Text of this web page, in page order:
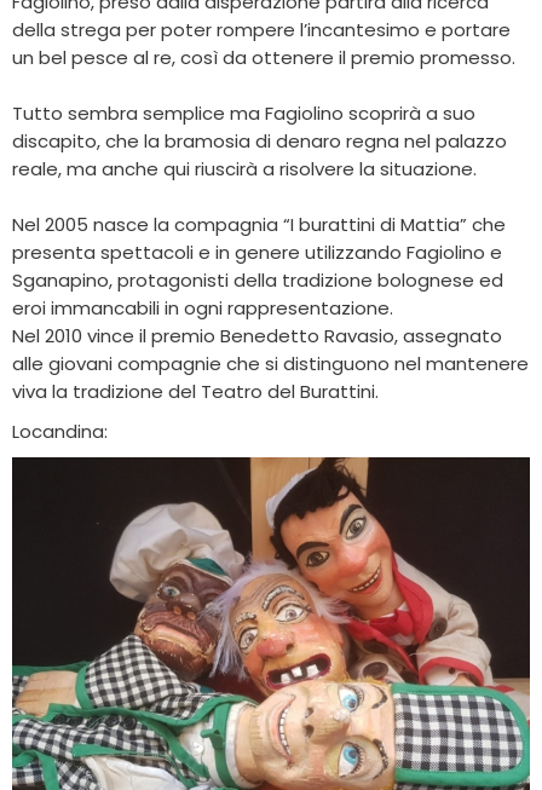
della strega per poter rompere l’incantesimo e portare
un bel pesce al re, così da ottenere il premio promesso.
Tutto sembra semplice ma Fagiolino scoprirà a suo
discapito, che la bramosia di denaro regna nel palazzo
reale, ma anche qui riuscirà a risolvere la situazione.
Nel 2005 nasce la compagnia “I burattini di Mattia” che
presenta spettacoli e in genere utilizzando Fagiolino e
Sganapino, protagonisti della tradizione bolognese ed
eroi immancabili in ogni rappresentazione.
Nel 2010 vince il premio Benedetto Ravasio, assegnato
alle giovani compagnie che si distinguono nel mantenere
viva la tradizione del Teatro del Burattini.
Locandina: